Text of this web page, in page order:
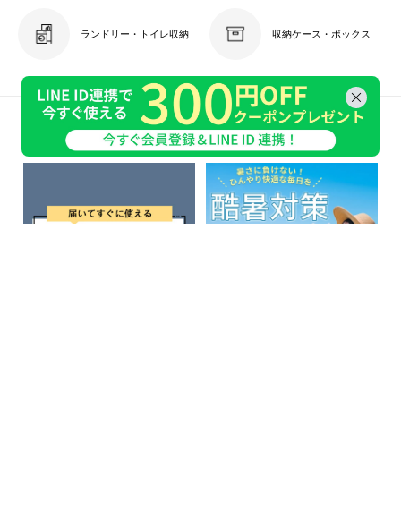
敷きパッド 敷き毛布 ベッドパッド フランネル敷きパッド あったか敷きパッド キルトパッド マットレスパッド 敷き布団パッド 冬用敷きパッド 冬物寝具 冬用寝具 冬物 寝具 レギュラー シングル S 100×200 暖かい あったかい あったか 薄い 薄手 薄型 ふわふわ ふんわり やわらかい なめらか マイクロファイバー フランネル ポリエステル 化繊 起毛 綿入り 化繊綿 洗える 丸洗いok ウォッシャブル 低ホルムアルデヒド 抗菌 防臭 吸湿発熱 アミノ酸加工 保湿 ゴム付き ゴムバンド おしゃれ かわいい 北欧 韓国インテリア シンプル ナチュラル ベージュ アイボリー オフホワイト グレー ライトグレー くすみカラー ダスティカラー ニュアンスカラー モノトーン 無地 男性 女性 冬 秋冬 冬用
ランドリー・トイレ収納 収納ケース・ボックス
ピックアップ特集ページ